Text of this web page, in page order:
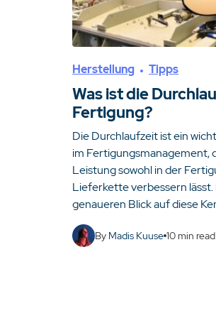
Herstellung Tipps
Was ist die
Fertigung?
Die Durchlaufzeit ist ein
im Fertigungsmanagement,
Leistung sowohl in der
Lieferkette verbessern lässt.
genaueren Blick auf diese
By Madis Kuuse 10min read